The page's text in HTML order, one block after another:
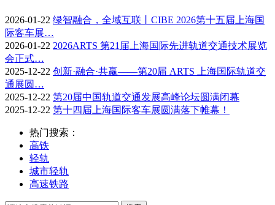
2026-01-22 绿智融合，全域互联丨CIBE 2026第十五届上海国
际客车展…
2026-01-22 2026ARTS 第21届上海国际先进轨道交通技术展览
会正式…
2025-12-22 创新·融合·共赢——第20届 ARTS 上海国际轨道交
通展圆…
2025-12-22 第20届中国轨道交通发展高峰论坛圆满闭幕
2025-12-22 第十四届上海国际客车展圆满落下帷幕！
热门搜索：
高铁
轻轨
城市轻轨
高速铁路